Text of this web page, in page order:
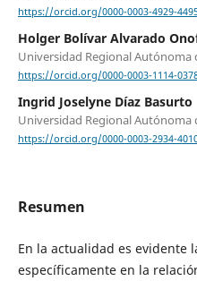
https://orcid.org/0000-0003-4929-
Holger Bolívar Alvarado
Universidad Regional Autónoma
https://orcid.org/0000-0003-1114-
Ingrid Joselyne Díaz Basurto
Universidad Regional Autónoma
https://orcid.org/0000-0003-2934-
Resumen
En la actualidad es evidente
específicamente en la